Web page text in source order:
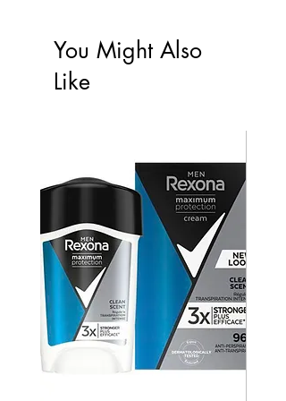
You Might Also
Like